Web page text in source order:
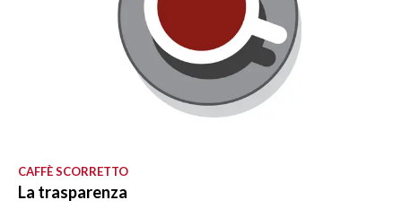
CAFFÈ SCORRETTO
La trasparenza